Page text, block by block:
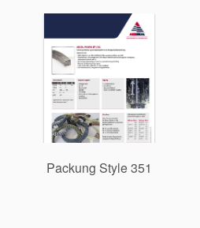
Packung Style 351